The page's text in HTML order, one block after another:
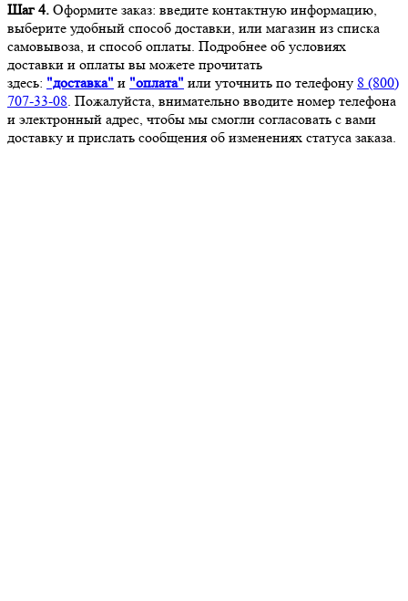
Шаг 4. Оформите заказ: введите контактную информацию,
выберите удобный способ доставки, или магазин из списка
самовывоза, и способ оплаты. Подробнее об условиях
доставки и оплаты вы можете прочитать
здесь: "доставка" и "оплата" или уточнить по телефону 8 (800)
707-33-08. Пожалуйста, внимательно вводите номер телефона
и электронный адрес, чтобы мы смогли согласовать с вами
доставку и прислать сообщения об изменениях статуса заказа.